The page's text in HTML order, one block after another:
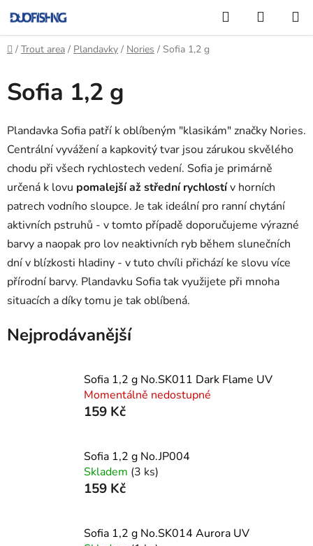
na
obsah
Hledat
KOŠÍK
Domů
/ Trout area / Plandavky / Nories / Sofia 1,2 g
Sofia 1,2 g
Plandavka Sofia patří k oblíbeným "klasikám" značky Nories.
Centrální vyvážení a kapkovitý tvar jsou zárukou skvělého
chodu při všech rychlostech vedení. Sofia je primárně
určená k lovu pomalejší až střední rychlostív horních
patrech vodního sloupce. Je tak ideální pro ranní chytání
aktivních pstruhů - v tomto případě doporučujeme výrazné
barvy a naopak pro lov neaktivních ryb během slunečních
dní v blízkosti hladiny - v tuto chvíli přichází ke slovu více
přírodní barvy. Plandavku Sofia tak využijete při mnoha
situacích a díky tomu je tak oblíbená.
Nejprodávanější
Sofia 1,2 g No.SK011 Dark Flame UV
Momentálně nedostupné
159 Kč
Sofia 1,2 g No.JP004
Skladem (3 ks)
159 Kč
Sofia 1,2 g No.SK014 Aurora UV